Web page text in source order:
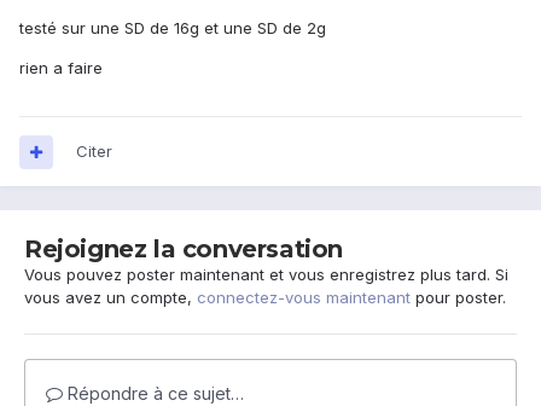
testé sur une SD de 16g et une SD de 2g
rien a faire
Citer
Rejoignez la conversation
Vous pouvez poster maintenant et vous enregistrez plus tard. Si
vous avez un compte, connectez-vous maintenant pour poster.
Répondre à ce sujet…